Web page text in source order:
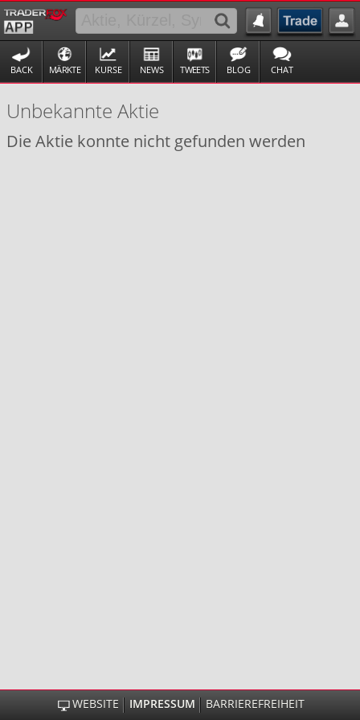
BACK MÄRKTE KURSE NEWS TWEETS BLOG CHAT
Unbekannte Aktie
Die Aktie konnte nicht gefunden werden
WEBSITE IMPRESSUM BARRIEREFREIHEIT